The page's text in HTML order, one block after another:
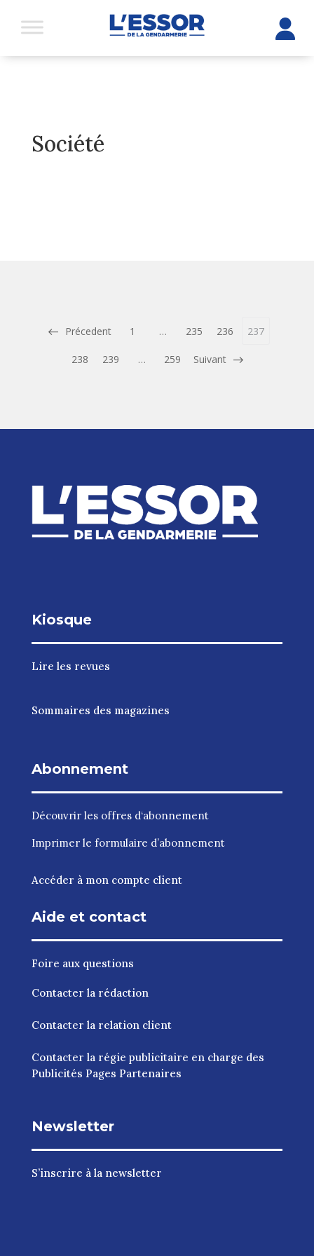
Société
Précedent 1 … 235 236 237
238 239 … 259 Suivant
Kiosque
Lire les revues
Sommaires des magazines
Abonnement
Découvrir les offres d‘abonnement
Imprimer le formulaire d’abonnement
Accéder à mon compte client
Aide et contact
Foire aux questions
Contacter la rédaction
Contacter la relation client
Contacter la régie publicitaire en charge des
Publicités Pages Partenaires
Newsletter
S’inscrire à la newsletter